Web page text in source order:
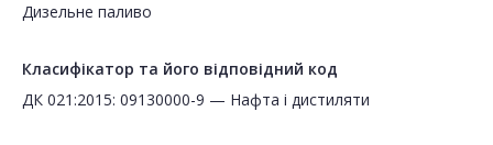
Дизельне паливо
Класифікатор та його відповідний код
ДК 021:2015: 09130000-9 — Нафта і дистиляти